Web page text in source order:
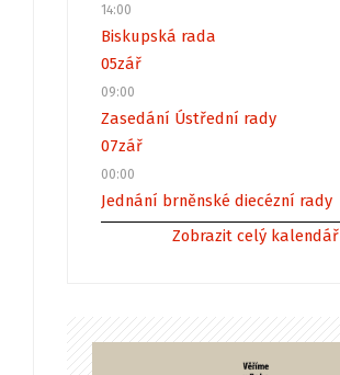
14:00
Biskupská rada
05zář
09:00
Zasedání Ústřední rady
07zář
00:00
Jednání brněnské diecézní rady
Zobrazit celý kalendář